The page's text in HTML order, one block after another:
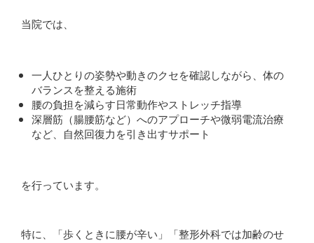
当院では、
一人ひとりの姿勢や動きのクセを確認しながら、体の
バランスを整える施術
腰の負担を減らす日常動作やストレッチ指導
深層筋（腸腰筋など）へのアプローチや微弱電流治療
など、自然回復力を引き出すサポート
を行っています。
特に、「歩くときに腰が辛い」「整形外科では加齢のせ